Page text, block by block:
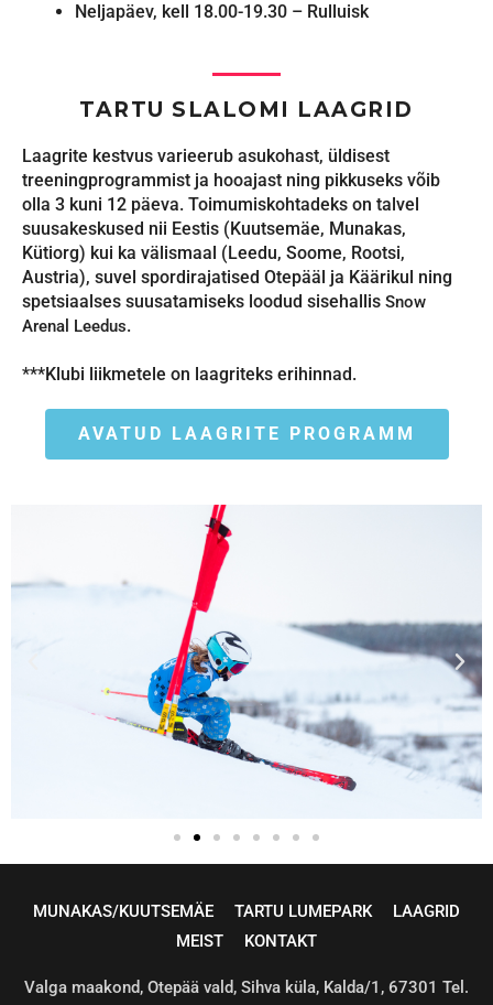
Neljapäev, kell 18.00-19.30 – Rulluisk
TARTU SLALOMI LAAGRID
Laagrite kestvus varieerub asukohast, üldisest
treeningprogrammist ja hooajast ning pikkuseks võib
olla 3 kuni 12 päeva. Toimumiskohtadeks on talvel
suusakeskused nii Eestis (Kuutsemäe, Munakas,
Kütiorg) kui ka välismaal (Leedu, Soome, Rootsi,
Austria), suvel spordirajatised Otepääl ja Käärikul ning
spetsiaalses suusatamiseks loodud sisehallis Snow
Arenal Leedus.
***Klubi liikmetele on laagriteks erihinnad.
AVATUD LAAGRITE PROGRAMM
LOE LISA TRENNIDEST
MUNAKAL/KUUTSEKAL
MUNAKAS/KUUTSEMÄE TARTU LUMEPARK
LAAGRID
MEIST
KONTAKT
Valga maakond, Otepää vald, Sihva küla, Kalda/1, 67301 Tel.